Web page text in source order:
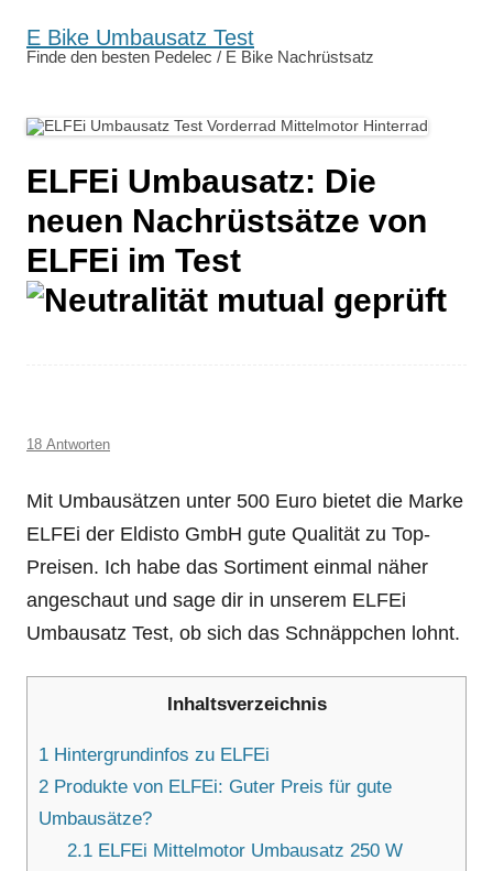
E Bike Umbausatz Test
Finde den besten Pedelec / E Bike Nachrüstsatz
ELFEi Umbausatz: Die
neuen Nachrüstsätze von
ELFEi im Test
18 Antworten
Mit Umbausätzen unter 500 Euro bietet die Marke
ELFEi der Eldisto GmbH gute Qualität zu Top-
Preisen. Ich habe das Sortiment einmal näher
angeschaut und sage dir in unserem ELFEi
Umbausatz Test, ob sich das Schnäppchen lohnt.
Inhaltsverzeichnis
1 Hintergrundinfos zu ELFEi
2 Produkte von ELFEi: Guter Preis für gute
Umbausätze?
2.1ELFEi Mittelmotor Umbausatz 250 W